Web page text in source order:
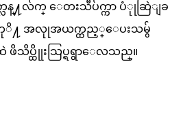
႔လ်က္ ေတးသီပ်က္ကာ ပံုုဆြဲျခ
တုိ႔ အလုုအယက္ထည့္ေပးသမွ်
ဖိသိပ္ထိုုးသြပ္ရရွာေလသည္။